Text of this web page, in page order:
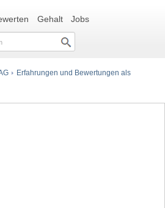
Gehalt Jobs
Erfahrungen und Bewertungen als